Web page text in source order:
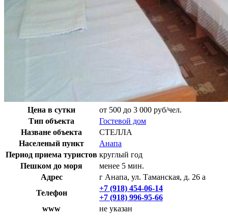
Цена в сутки
от 500 до 3 000 руб/чел.
Тип объекта
Гостевой дом
Назване объекта
СТЕЛЛА
Населеный пункт
Анапа
Период приема туристов круглый год
Пешком до моря
менее 5 мин.
Адрес
г Анапа, ул. Таманская, д. 26 а
Телефон
+7 (918) 454-06-14
+7 (918) 996-95-66
www
не указан